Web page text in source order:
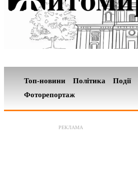
Топ-новини Політика Події
Фоторепортаж
РЕКЛАМА